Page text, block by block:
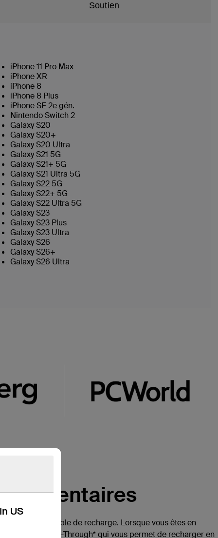
US
Soutien
iPhone 11 Pro Max
iPhone XR
iPhone 8
iPhone 8 Plus
iPhone SE 2e gén.
Nintendo Switch 2
Galaxy S20
Galaxy S20+
Galaxy S20 Ultra
Galaxy S21 5G
Galaxy S21+ 5G
Galaxy S21 Ultra 5G
Galaxy S22 5G
Galaxy S22+ 5G
Galaxy S22 Ultra 5G
Galaxy S23
Galaxy S23 Plus
Galaxy S23 Ultra
Galaxy S26
Galaxy S26+
Galaxy S26 Ultra
votre propre câble de recharge. Lorsque vous êtes en
Pass-Through* qui vous permet de recharger en